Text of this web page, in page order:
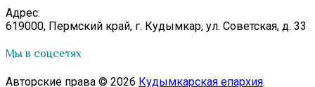
Адрес:
619000, Пермский край, г. Кудымкар, ул. Советская, д. 33
Мы в соцсетях
Авторские права © 2026 Кудымкарская епархия.